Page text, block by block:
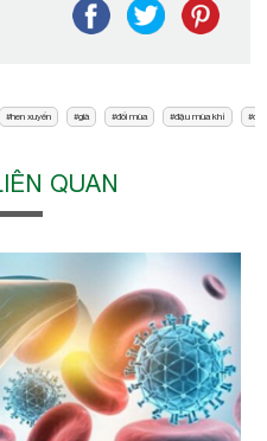
hen xuyển già đổi mùa đậu mùa khỉ
QUAN